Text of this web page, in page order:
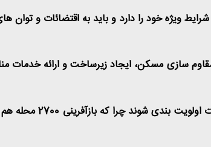
ویژه خود را دارد و باید به اقتضائات و
سازی مسکن، ایجاد زیرساخت و ارائه